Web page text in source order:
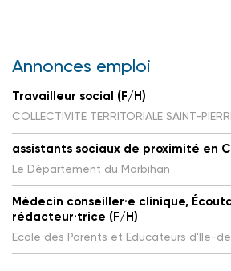
Annonces emploi
Travailleur social (F/H)
COLLECTIVITE TERRITORIALE SAINT-
assistants sociaux de proximité en
Le Département du Morbihan
Médecin conseiller·e clinique,
rédacteur·trice (F/H)
Ecole des Parents et Educateurs d'Ile-